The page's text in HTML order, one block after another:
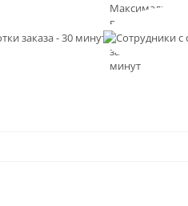
Максимальное
время
обработки
заказа - 30
минут